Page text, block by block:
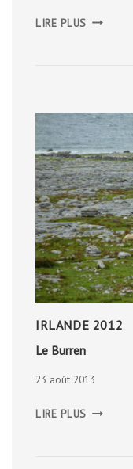
LIRE PLUS
IRLANDE 2012
Le Burren
23 août 2013
LIRE PLUS BURREN